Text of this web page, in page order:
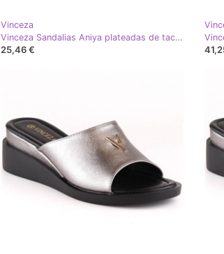
Vinceza
Vinceza Sandalias Aniya plateadas de tacón con circonitas plata
25,46 €